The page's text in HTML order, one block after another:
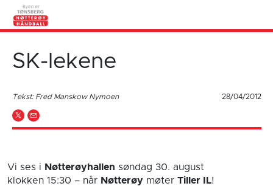
SK-lekene
Tekst: Fred Manskow Nymoen 28/04/2012
Vi ses i Nøtterøyhallen søndag 30. august
klokken 15:30 – når Nøtterøy møter Tiller IL!